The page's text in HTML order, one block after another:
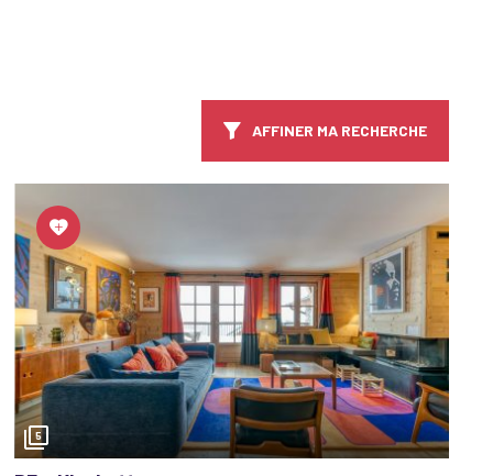
ouverts
vous
pas de
AFFINER MA RECHERCHE
5